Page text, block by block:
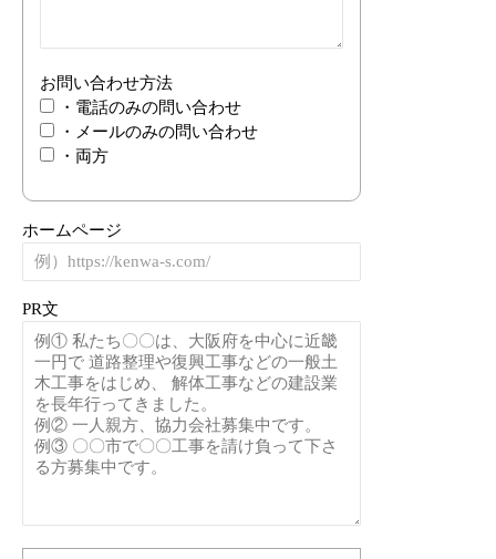
お問い合わせ方法
・電話のみの問い合わせ
・メールのみの問い合わせ
・両方
ホームページ
PR文